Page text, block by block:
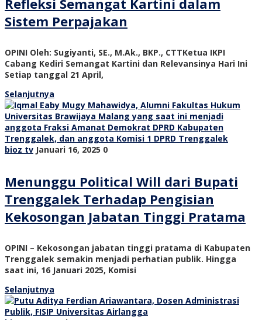
Refleksi Semangat Kartini dalam
Sistem Perpajakan
OPINI Oleh: Sugiyanti, SE., M.Ak., BKP., CTTKetua IKPI
Cabang Kediri Semangat Kartini dan Relevansinya Hari Ini
Setiap tanggal 21 April,
Selanjutnya
bioz tv Januari 16, 2025 0
Menunggu Political Will dari Bupati
Trenggalek Terhadap Pengisian
Kekosongan Jabatan Tinggi Pratama
OPINI – Kekosongan jabatan tinggi pratama di Kabupaten
Trenggalek semakin menjadi perhatian publik. Hingga
saat ini, 16 Januari 2025, Komisi
Selanjutnya